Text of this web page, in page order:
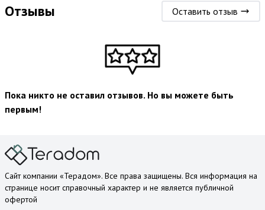
Отзывы Оставить отзыв
Пока никто не оставил отзывов. Но вы можете быть
первым!
Сайт компании «Терадом». Все права защищены. Вся информация на
странице носит справочный характер и не является публичной
офертой